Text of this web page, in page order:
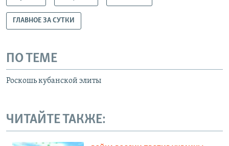
ГЛАВНОЕ ЗА СУТКИ
ПО ТЕМЕ
Роскошь кубанской элиты
ЧИТАЙТЕ ТАКЖЕ: